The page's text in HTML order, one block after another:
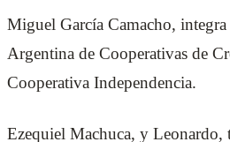
Miguel García Camacho, integra
Argentina de Cooperativas de
Cooperativa Independencia.
Ezequiel Machuca, y Leonardo,